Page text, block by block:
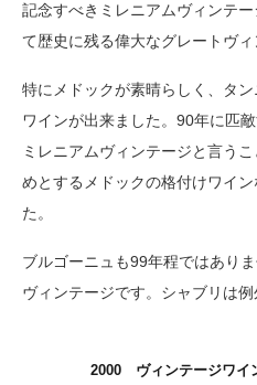
記念すべきミレニアムヴィンテ
て歴史に残る偉大なグレートヴィ
特にメドックが素晴らしく、タ
ワインが出来ました。90年に匹
ミレニアムヴィンテージと言う
めとするメドックの格付けワイ
た。
ブルゴーニュも99年程ではあり
ヴィンテージです。シャブリは例
2000 ヴィンテージワ